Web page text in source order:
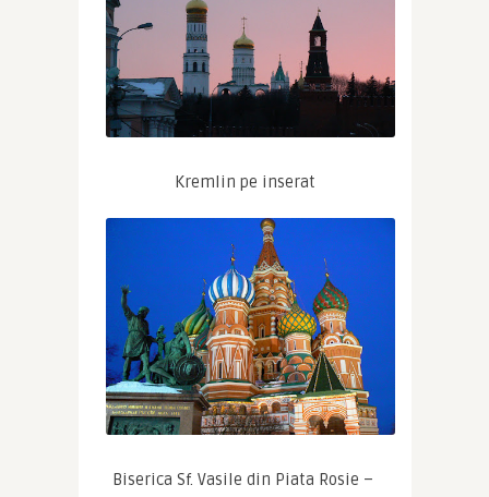
Kremlin pe inserat
Biserica Sf. Vasile din Piata Rosie –